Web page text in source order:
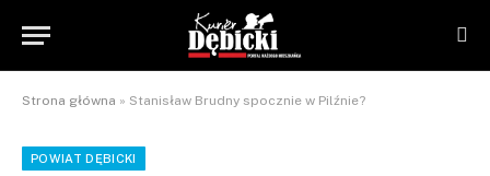
Strona główna » Stanisław Brudny spocznie w Pilźnie?
POWIAT DĘBICKI